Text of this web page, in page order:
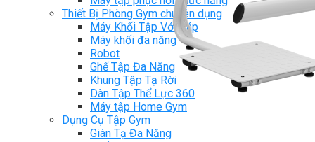
Thiết Bị Phòng Gym chuyên dụng
Máy Khối Tập Với Cáp
Máy khối đa năng
Robot
Ghế Tập Đa Năng
Khung Tập Tạ Rời
Dàn Tập Thể Lực 360
Máy tập Home Gym
Dụng Cụ Tập Gym
Giàn Tạ Đa Năng